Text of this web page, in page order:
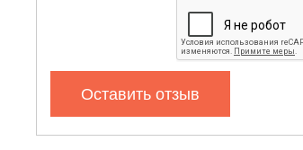
Оставить отзыв